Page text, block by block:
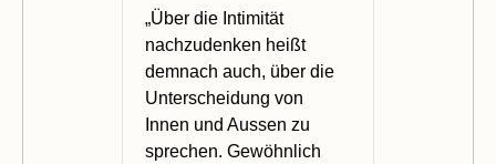
„Über die Intimität
nachzudenken heißt
demnach auch, über die
Unterscheidung von
Innen und Aussen zu
sprechen. Gewöhnlich